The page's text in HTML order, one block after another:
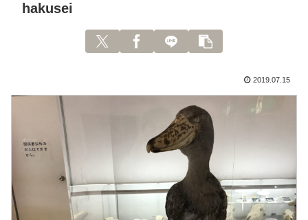
hakusei
2019.07.15